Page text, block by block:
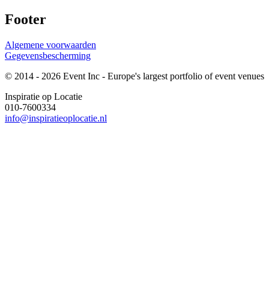
Footer
Algemene voorwaarden
Gegevensbescherming
© 2014 - 2026 Event Inc - Europe's largest portfolio of event venues
Inspiratie op Locatie
010-7600334
info@inspiratieoplocatie.nl